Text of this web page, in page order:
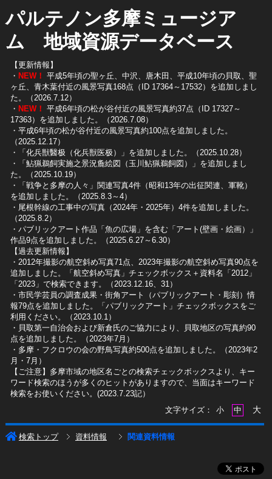
パルテノン多摩ミュージア
ム 地域資源データベース
【更新情報】
・ NEW！ 平成5年頃の聖ヶ丘、中沢、唐木田、平成10年頃の貝取、聖
ヶ丘、青木葉付近の風景写真168点（ID 17364～17532）を追加しまし
た。（2026.7.12）
・ NEW！ 平成6年頃の松が谷付近の風景写真約37点（ID 17327～
17363）を追加しました。（2026.7.08）
・平成6年頃の松が谷付近の風景写真約100点を追加しました。
（2025.12.17）
・「化兵獣醫极（化兵獣医极）」を追加しました。（2025.10.28）
・「鮎猟鵜飼実施之景況麁絵図（玉川鮎猟鵜飼図）」を追加しまし
た。（2025.10.19）
​・「戦争と多摩の人々」関連写真4件（昭和13年の出征関連、軍靴）
を追加しました。（2025.8.3～4）
​・尾根幹線の工事中の写真（2024年・2025年）4件を追加しました。
（2025.8.2）
​・パブリックアート作品「魚の広場」を含む「アート(壁画・絵画）」
作品9点を追加しました。（2025.6.27～6.30）
【過去更新情報】
・2012年撮影の航空斜め写真71点、2023年撮影の航空斜め写真90点を
追加しました。「航空斜め写真」チェックボックス＋資料名「2012」
「2023」で検索できます。（2023.12.16、31）
​・市民学芸員の調査成果・街角アート（パブリックアート・彫刻）情
報79点を追加しました。「パブリックアート」チェックボックスをご
利用ください。（2023.10.1）
・貝取第一自治会および新倉氏のご協力により、貝取地区の写真約90
点を追加しました。（2023年7月）
・多摩・フクロウの会の野鳥写真約500点を追加しました。（2023年2
月・7月）
【ご注意】多摩市域の地区名ごとの検索チェックボックスより、キー
ワード検索のほうが多くのヒットがありますので、当面はキーワード
検索をお使いください。(2023.7.23記）
文字サイズ：
小 中 大
検索トップ 資料情報 関連資料情報